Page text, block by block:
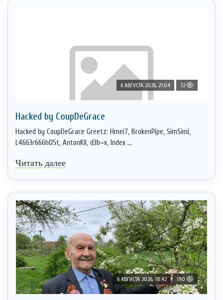
6 АВГУСТА 2026, 21:04 72
Hacked by CoupDeGrace
Hacked by CoupDeGrace Greetz: Hmei7, BrokenPipe, SimSimi,
L4663r666h05t, AntonKil, d3b~x, Index ...
Читать далее
6 АВГУСТА 2026, 18:42 190